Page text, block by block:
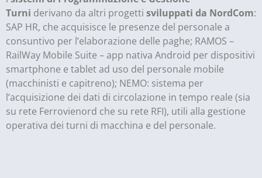
Turni derivano da altri progetti sviluppati da NordCom:
SAP HR, che acquisisce le presenze del personale a
consuntivo per l’elaborazione delle paghe; RAMOS –
RailWay Mobile Suite – app nativa Android per dispositivi
smartphone e tablet ad uso del personale mobile
(macchinisti e capitreno); NEMO: sistema per
l’acquisizione dei dati di circolazione in tempo reale (sia
su rete Ferrovienord che su rete RFI), utili alla gestione
operativa dei turni di macchina e del personale.